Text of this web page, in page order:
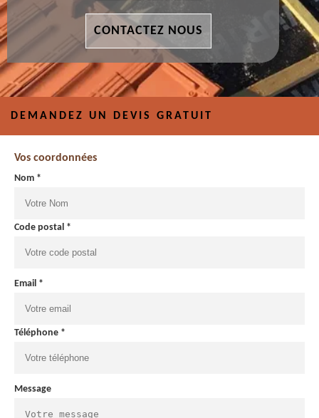
CONTACTEZ NOUS
DEMANDEZ UN DEVIS GRATUIT
Vos coordonnées
Nom *
Code postal *
Email *
Téléphone *
Message